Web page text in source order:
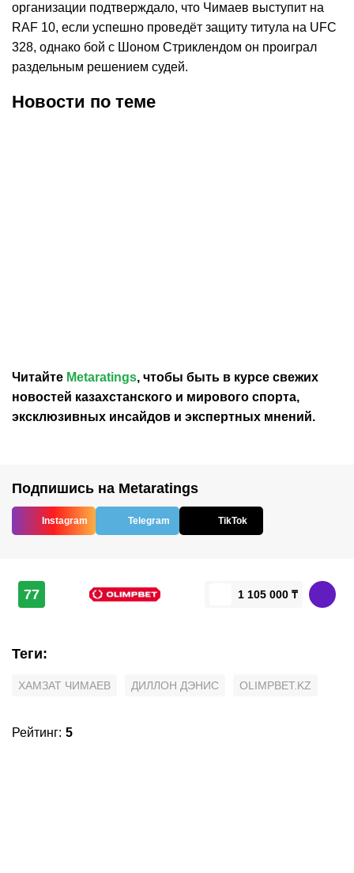
организации подтверждало, что Чимаев выступит на
RAF 10, если успешно проведёт защиту титула на UFC
328, однако бой с Шоном Стриклендом он проиграл
раздельным решением судей.
Новости по теме
Читайте Metaratings, чтобы быть в курсе свежих
новостей казахстанского и мирового спорта,
эксклюзивных инсайдов и экспертных мнений.
Подпишись на Metaratings
Instagram Telegram TikTok
77 1 105 000 ₸
Теги:
ХАМЗАТ ЧИМАЕВ ДИЛЛОН ДЭНИС OLIMPBET.KZ
Рейтинг: 5